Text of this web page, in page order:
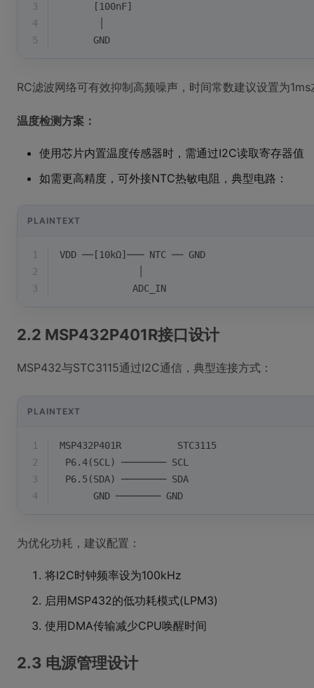
3
      [100nF]
4
5
      GND
RC滤波网络可有效抑制高频噪声，时间常数建议设置为1ms
温度检测方案：
使用芯片内置温度传感器时，需通过I2C读取寄存器值
如需更高精度，可外接NTC热敏电阻，典型电路：
PLAINTEXT
1
VDD ──[10kΩ]─── NTC ── GND
2
3
             ADC_IN
2.2 MSP432P401R接口设计
MSP432与STC3115通过I2C通信，典型连接方式：
PLAINTEXT
1
MSP432P401R          STC3115
2
P6.4(SCL) ──────── SCL
3
P6.5(SDA) ──────── SDA
4
      GND ──────── GND
为优化功耗，建议配置：
将I2C时钟频率设为100kHz
启用MSP432的低功耗模式(LPM3)
使用DMA传输减少CPU唤醒时间
2.3 电源管理设计